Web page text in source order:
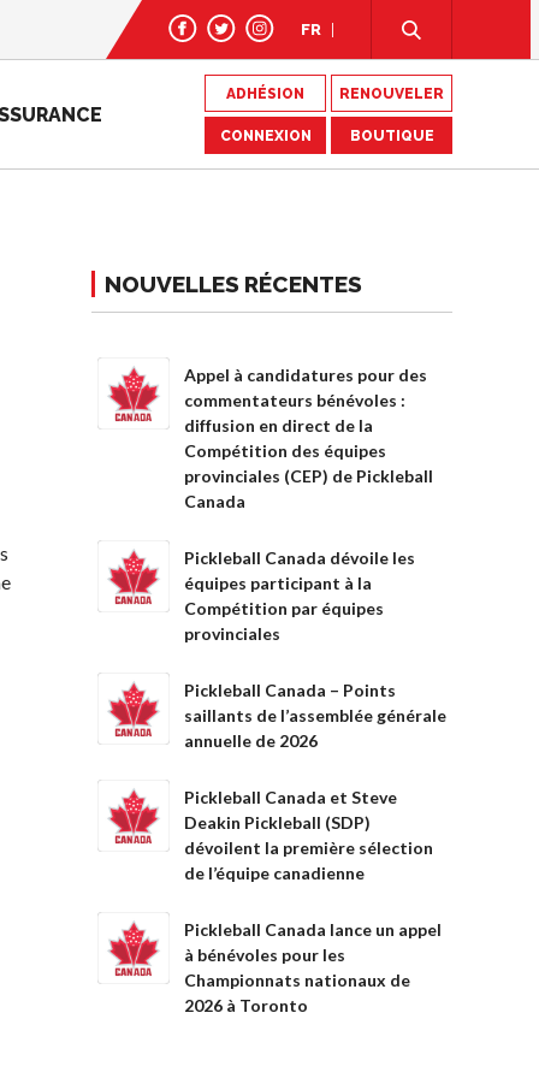
FR
ADHÉSION RENOUVELER
CONNEXION BOUTIQUE
NOUVELLES RÉCENTES
Appel à candidatures pour des
commentateurs bénévoles :
diffusion en direct de la
Compétition des équipes
provinciales (CEP) de Pickleball
Canada
Pickleball Canada dévoile les
équipes participant à la
Compétition par équipes
provinciales
Pickleball Canada – Points
saillants de l’assemblée générale
annuelle de 2026
Pickleball Canada et Steve
Deakin Pickleball (SDP)
dévoilent la première sélection
de l’équipe canadienne
Pickleball Canada lance un appel
à bénévoles pour les
Championnats nationaux de
2026 à Toronto